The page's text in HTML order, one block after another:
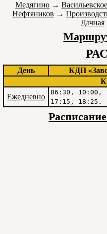
Медягино → Васильевское
Нефтяников →
Дачная
День
КДП
Ежедневно
06:30, 10:00,
17:15, 18:25.